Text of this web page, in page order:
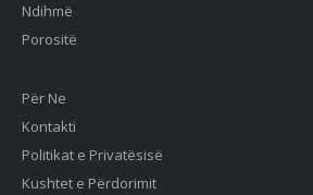
Ndihmë
Porositë
Për Ne
Kontakti
Politikat e Privatësisë
Kushtet e Përdorimit